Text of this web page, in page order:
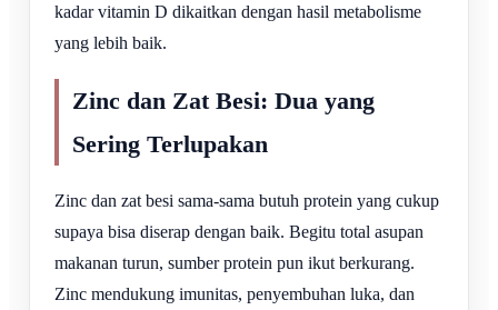
kadar vitamin D dikaitkan dengan hasil metabolisme
yang lebih baik.
Zinc dan Zat Besi: Dua yang
Sering Terlupakan
Zinc dan zat besi sama-sama butuh protein yang cukup
supaya bisa diserap dengan baik. Begitu total asupan
makanan turun, sumber protein pun ikut berkurang.
Zinc mendukung imunitas, penyembuhan luka, dan